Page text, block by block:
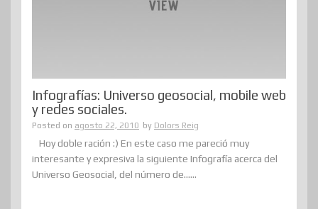
Infografías: Universo geosocial, mobile web
y redes sociales.
Posted on agosto 22, 2010 by Dolors Reig
Hoy doble ración :) En este caso me pareció muy
interesante y expresiva la siguiente Infografía acerca del
Universo Geosocial, del número de......